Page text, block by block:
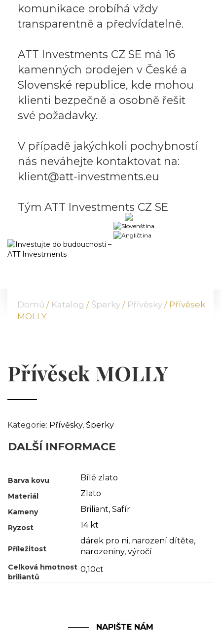
komunikace probíhá vždy
transparentně a předvídatelně.
ATT Investments CZ SE má 16
kamenných prodejen v České a
Slovenské republice, kde mohou
klienti bezpečně a osobně řešit
své požadavky.
V případě jakýchkoli pochybností
nás neváhejte kontaktovat na:
klient@att-investments.eu
Tým ATT Investments CZ SE
NABÍDKA
TVÁŘE ATT
MÉDIA
KONTAKT
Domů / Katalog / Šperky / Přívěsky / Přívěsek
MOLLY
Přívěsek MOLLY
Kategorie: Přívěsky, Šperky
DALŠÍ INFORMACE
Barva kovu Bílé zlato
Materiál Zlato
Kameny Briliant, Safír
Ryzost 14 kt
Příležitost
dárek pro ni, narození dítěte,
narozeniny, výročí
Celková hmotnost
briliantů
0,10ct
NAPIŠTE NÁM